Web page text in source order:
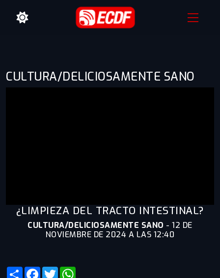
CULTURA/DELICIOSAMENTE SANO
¿LIMPIEZA DEL TRACTO INTESTINAL?
CULTURA/DELICIOSAMENTE SANO -12 DE
NOVIEMBRE DE 2024 A LAS 12:40
ShareFacebook
Twitter